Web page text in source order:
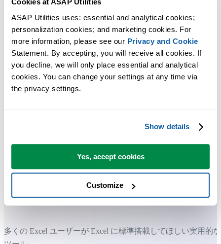
Cookies at ASAP Utilities
ASAP Utilities uses: essential and analytical cookies;
personalization cookies; and marketing cookies. For
more information, please see our Privacy and Cookie
Statement. By accepting, you will receive all cookies. If
you decline, we will only place essential and analytical
cookies. You can change your settings at any time via
the privacy settings.
Show details
Yes, accept cookies
Customize
多くの Excel ユーザーが Excel に標準搭載してほしい実用的な